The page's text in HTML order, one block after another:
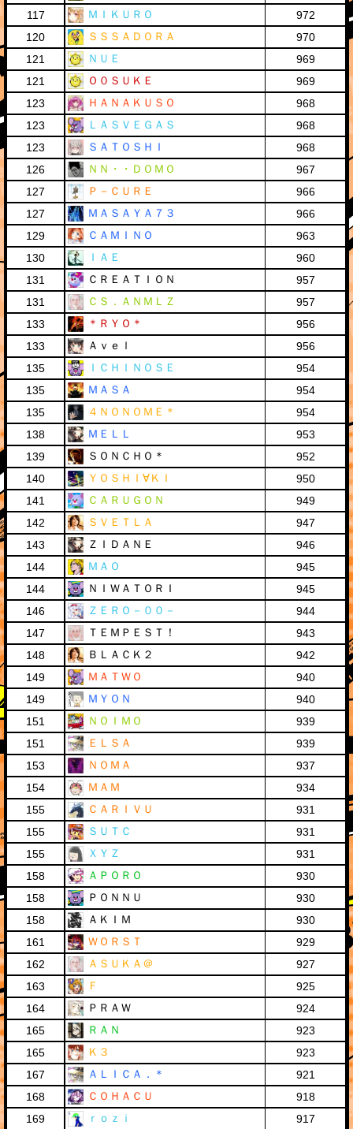
117
ＭＩＫＵＲＯ
972
120
ＳＳＳＡＤＯＲＡ
970
121
ＮＵＥ
969
121
Ｏ０ＳＵＫＥ
969
123
ＨＡＮＡＫＵＳＯ
968
123
ＬＡＳＶＥＧＡＳ
968
123
ＳＡＴＯＳＨＩ
968
126
ＮＮ・・ＤＯＭＯ
967
127
Ｐ－ＣＵＲＥ
966
127
ＭＡＳＡＹＡ７３
966
129
ＣＡＭＩＮＯ
963
130
ＩＡＥ
960
131
ＣＲＥＡＴＩＯＮ
957
131
ＣＳ．ＡＮＭＬＺ
957
133
＊ＲＹＯ＊
956
133
Ａｖｅｌ
956
135
ＩＣＨＩＮＯＳＥ
954
135
ＭＡＳＡ
954
135
４ＮＯＮＯＭＥ＊
954
138
ＭＥＬＬ
953
139
ＳＯＮＣＨＯ＊
952
140
ＹＯＳＨＩ∀ＫＩ
950
141
ＣＡＲＵＧＯＮ
949
142
ＳＶＥＴＬＡ
947
143
ＺＩＤＡＮＥ
946
144
ＭＡＯ
945
144
ＮＩＷＡＴＯＲＩ
945
146
ＺＥＲＯ－００－
944
147
ＴＥＭＰＥＳＴ！
943
148
ＢＬＡＣＫ２
942
149
ＭＡＴＷＯ
940
149
ＭＹＯＮ
940
151
ＮＯＩＭＯ
939
151
ＥＬＳＡ
939
153
ＮＯＭＡ
937
154
ＭＡＭ
934
155
ＣＡＲＩＶＵ
931
155
ＳＵＴＣ
931
155
ＸＹＺ
931
158
ＡＰＯＲＯ
930
158
ＰＯＮＮＵ
930
158
ＡＫＩＭ
930
161
ＷＯＲＳＴ
929
162
ＡＳＵＫＡ＠
927
163
Ｆ
925
164
ＰＲＡＷ
924
165
ＲＡＮ
923
165
Ｋ３
923
167
ＡＬＩＣＡ．＊
921
168
ＣＯＨＡＣＵ
918
169
ｒｏｚｉ
917